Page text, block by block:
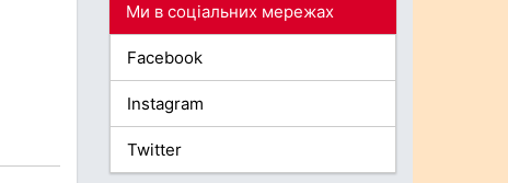
Ми в соціальних мережах
Facebook
Instagram
Twitter